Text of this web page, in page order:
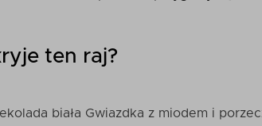
ten raj?
biała Gwiazdka z miodem i